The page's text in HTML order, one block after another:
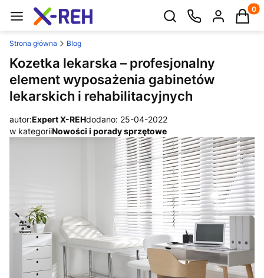
Otwórz wyszukiwarkę
Strona główna Blog
Kozetka lekarska – profesjonalny
element wyposażenia gabinetów
lekarskich i rehabilitacyjnych
autor:Expert X-REHdodano: 25-04-2022
w kategoriiNowości i porady sprzętowe